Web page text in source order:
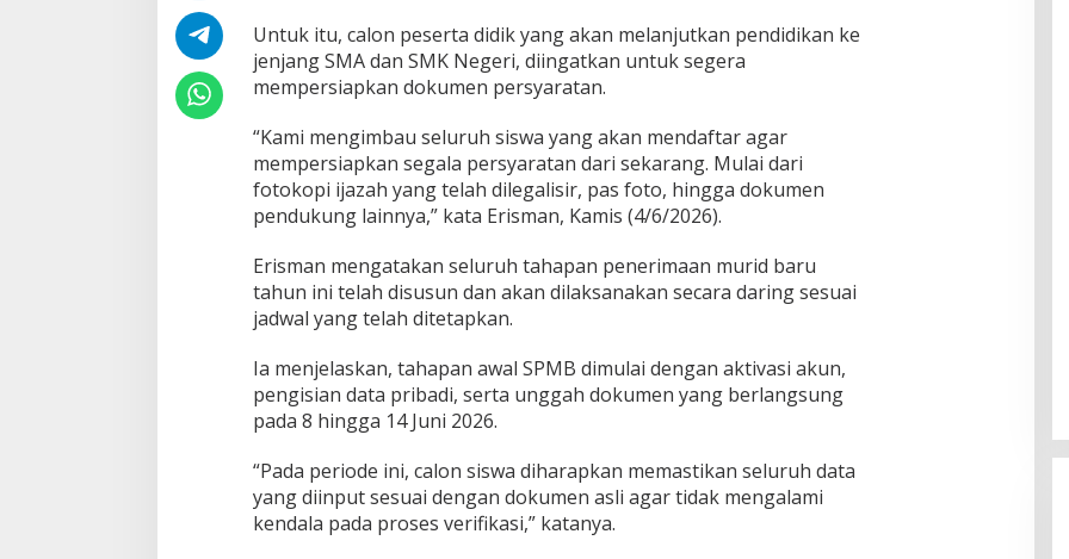
Untuk itu, calon peserta didik yang akan melanjutkan pendidikan ke
jenjang SMA dan SMK Negeri, diingatkan untuk segera
mempersiapkan dokumen persyaratan.
“Kami mengimbau seluruh siswa yang akan mendaftar agar
mempersiapkan segala persyaratan dari sekarang. Mulai dari
fotokopi ijazah yang telah dilegalisir, pas foto, hingga dokumen
pendukung lainnya,” kata Erisman, Kamis (4/6/2026).
Erisman mengatakan seluruh tahapan penerimaan murid baru
tahun ini telah disusun dan akan dilaksanakan secara daring sesuai
jadwal yang telah ditetapkan.
Ia menjelaskan, tahapan awal SPMB dimulai dengan aktivasi akun,
pengisian data pribadi, serta unggah dokumen yang berlangsung
pada 8 hingga 14 Juni 2026.
“Pada periode ini, calon siswa diharapkan memastikan seluruh data
yang diinput sesuai dengan dokumen asli agar tidak mengalami
kendala pada proses verifikasi,” katanya.
Gunakan Celurit
Di Dumai | 07/08/2026